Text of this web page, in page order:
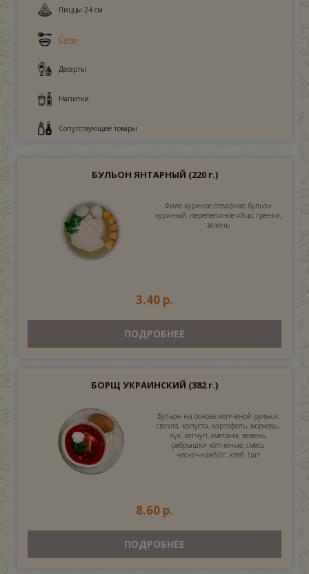
Пиццы 24 см
Супы
Десерты
Напитки
Сопутствующие товары
БУЛЬОН ЯНТАРНЫЙ (220 г.)
Филе куриное отварное, бульон
куриный, перепелиное яйцо, гренки,
зелень
3.40 р.
ПОДРОБНЕЕ
БОРЩ УКРАИНСКИЙ (382 г.)
Бульон на основе копченой рульки,
свекла, капуста, картофель, морковь,
лук, кетчуп, сметана, зелень,
ребрышки копченые, смесь
чесночная/50г, хлеб 1шт
8.60 р.
ПОДРОБНЕЕ